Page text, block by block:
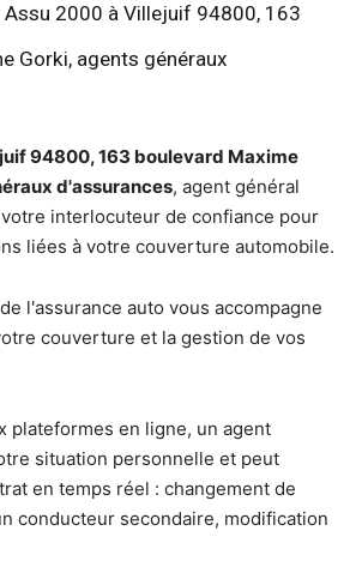
Assu 2000 à Villejuif 94800, 163
Gorki, agents généraux
94800, 163 boulevard Maxime
d'assurances, agent général
interlocuteur de confiance pour
liées à votre couverture automobile.
l'assurance auto vous accompagne
couverture et la gestion de vos
plateformes en ligne, un agent
situation personnelle et peut
en temps réel : changement de
conducteur secondaire, modification